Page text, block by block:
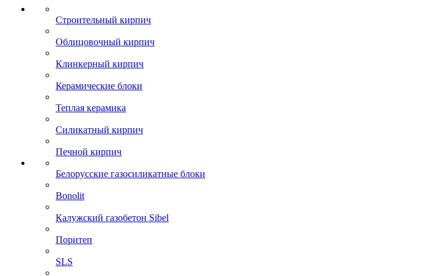
Строительный кирпич
Облицовочный кирпич
Клинкерный кирпич
Керамические блоки
Теплая керамика
Силикатный кирпич
Печной кирпич
Белорусские газосиликатные блоки
Bonolit
Калужский газобетон Sibel
Поритеп
SLS